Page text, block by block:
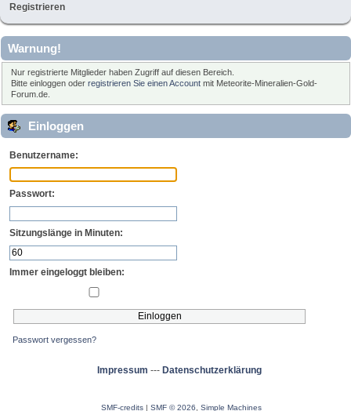
Registrieren
Warnung!
Nur registrierte Mitglieder haben Zugriff auf diesen Bereich.
Bitte einloggen oderregistrieren Sie einen Account mit Meteorite-Mineralien-Gold-
Forum.de.
Einloggen
Benutzername:
Passwort:
Sitzungslänge in Minuten:
Immer eingeloggt bleiben:
Passwort vergessen?
Impressum --- Datenschutzerklärung
SMF-credits SMF © 2026, Simple Machines